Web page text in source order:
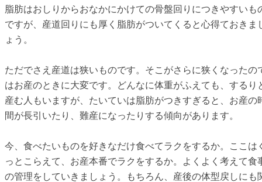
脂肪はおしりからおなかにかけての骨盤回りにつきやすいも
ですが、産道回りにも厚く脂肪がついてくると心得ておきま
ょう。
ただでさえ産道は狭いものです。そこがさらに狭くなったの
はお産のときに大変です。どんなに体重がふえても、するり
産む人もいますが、たいていは脂肪がつきすぎると、お産の
間が長引いたり、難産になったりする傾向があります。
今、食べたいものを好きなだけ食べてラクをするか。ここは
っとこらえて、お産本番でラクをするか。よくよく考えて食
の管理をしていきましょう。もちろん、産後の体型戻しにも